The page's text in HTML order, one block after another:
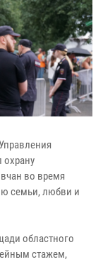
охрану
во время
семьи, любви и
областного
стажем,